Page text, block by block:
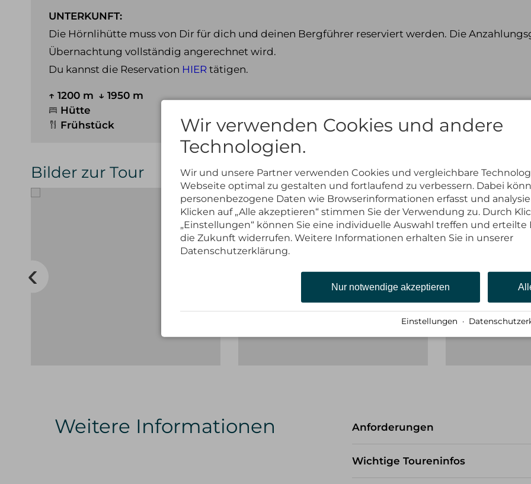
UNTERKUNFT:
Die Hörnlihütte muss von Dir für dich und deinen Bergführer reserviert werden. Die
Übernachtung vollständig angerechnet wird.
Du kannst die Reservation HIER tätigen.
↑ 1200 m ↓ 1950 m
Hütte
Frühstück
Bilder zur Tour
Weitere Informationen
Anforderungen
vorausgesetzt und eine sichere
Wichtige Toureninfos
Wir verwenden Cookies und andere
Technologien.
Wir und unsere Partner verwenden Cookies und vergleichbare
Webseite optimal zu gestalten und fortlaufend zu verbessern. Dabei
personenbezogene Daten wie Browserinformationen erfasst und
Klicken auf „Alle akzeptieren“ stimmen Sie der Verwendung zu. Durch
„Einstellungen“ können Sie eine individuelle Auswahl treffen und
die Zukunft widerrufen. Weitere Informationen erhalten Sie in unserer
Datenschutzerklärung.
Nur notwendige akzeptieren
Einstellungen ·